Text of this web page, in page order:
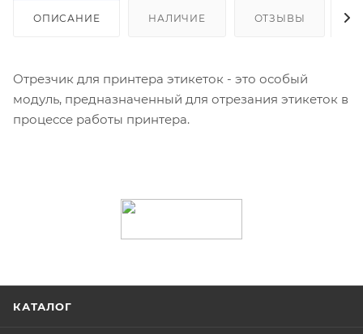
ОПИСАНИЕ НАЛИЧИЕ ОТЗЫВЫ
Отрезчик для принтера этикеток - это особый
модуль, предназначенный для отрезания этикеток в
процессе работы принтера.
КАТАЛОГ